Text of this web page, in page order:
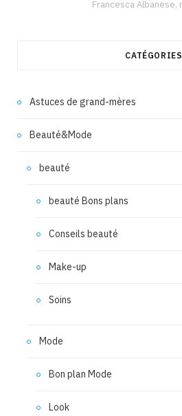
CATÉGORIES
Astuces de grand-mères
Beauté&Mode
beauté
beauté Bons plans
Conseils beauté
Make-up
Soins
Mode
Bon plan Mode
Look